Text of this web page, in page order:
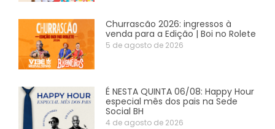
Churrascão 2026: ingressos à
venda para a Edição | Boi no Rolete
5 de agosto de 2026
É NESTA QUINTA 06/08: Happy Hour
especial mês dos pais na Sede
Social BH
4 de agosto de 2026